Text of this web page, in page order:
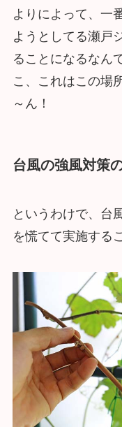
よりによって、一
ようとしてる瀬戸
ることになるなん
こ、これはこの場
～ん！
台風の強風対策
というわけで、台
を慌てて実施する